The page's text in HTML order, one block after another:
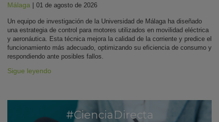
Málaga | 01 de agosto de 2026
Un equipo de investigación de la Universidad de Málaga ha diseñado
una estrategia de control para motores utilizados en movilidad eléctrica
y aeronáutica. Esta técnica mejora la calidad de la corriente y predice el
funcionamiento más adecuado, optimizando su eficiencia de consumo y
respondiendo ante posibles fallos.
Sigue leyendo
#CienciaDirecta